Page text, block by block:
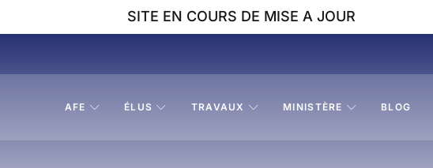
SITE EN COURS DE MISE A JOUR
AFE ÉLUS TRAVAUX MINISTÈRE BLOG